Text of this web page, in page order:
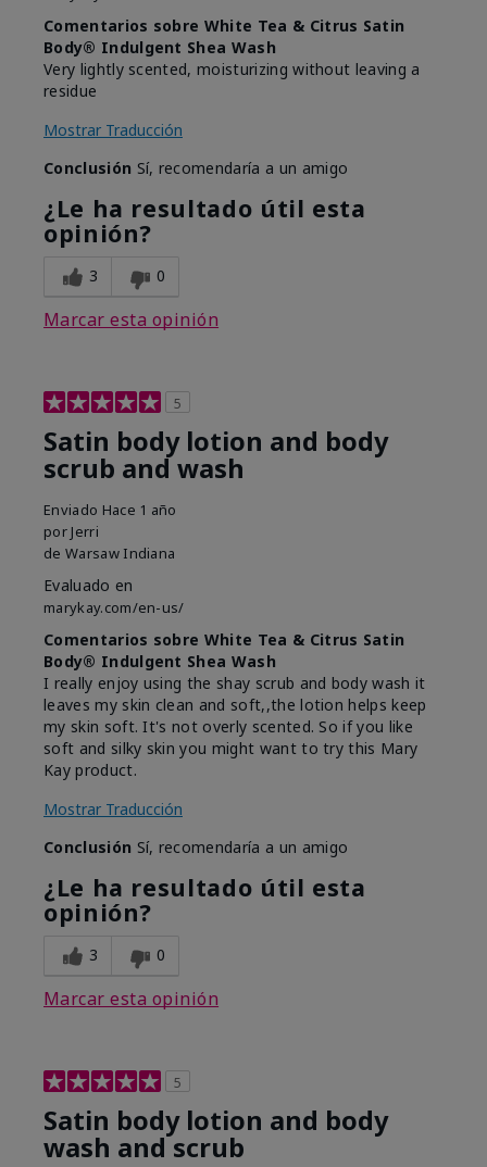
Comentarios sobre White Tea & Citrus Satin
Body® Indulgent Shea Wash
Very lightly scented, moisturizing without leaving a
residue
Mostrar Traducción
Conclusión Sí, recomendaría a un amigo
¿Le ha resultado útil esta
opinión?
3 0
Marcar esta opinión
5
Satin body lotion and body
scrub and wash
Enviado Hace 1 año
por Jerri
de Warsaw Indiana
Evaluado en
marykay.com/en-us/
Comentarios sobre White Tea & Citrus Satin
Body® Indulgent Shea Wash
I really enjoy using the shay scrub and body wash it
leaves my skin clean and soft,,the lotion helps keep
my skin soft. It's not overly scented. So if you like
soft and silky skin you might want to try this Mary
Kay product.
Mostrar Traducción
Conclusión Sí, recomendaría a un amigo
¿Le ha resultado útil esta
opinión?
3 0
Marcar esta opinión
5
Satin body lotion and body
wash and scrub